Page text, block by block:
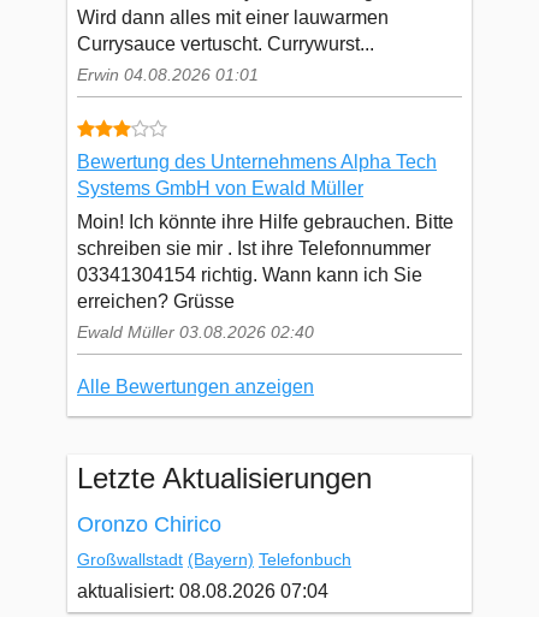
Wird dann alles mit einer lauwarmen
Currysauce vertuscht. Currywurst...
Erwin 04.08.2026 01:01
Bewertung des Unternehmens Alpha Tech
Systems GmbH von Ewald Müller
Moin! Ich könnte ihre Hilfe gebrauchen. Bitte
schreiben sie mir . Ist ihre Telefonnummer
03341304154 richtig. Wann kann ich Sie
erreichen? Grüsse
Ewald Müller 03.08.2026 02:40
Alle Bewertungen anzeigen
Letzte Aktualisierungen
Oronzo Chirico
Großwallstadt (Bayern) Telefonbuch
aktualisiert: 08.08.2026 07:04